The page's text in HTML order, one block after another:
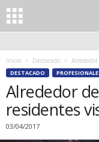
Inicio Destacado
DESTACADO
Alrededor
residentes
03/04/2017